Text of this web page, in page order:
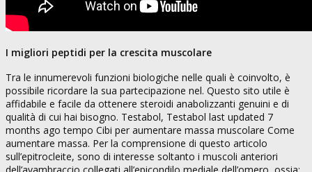
I migliori peptidi per la crescita muscolare
Tra le innumerevoli funzioni biologiche nelle quali è coinvolto, è
possibile ricordare la sua partecipazione nel. Questo sito utile è
affidabile e facile da ottenere steroidi anabolizzanti genuini e di
qualità di cui hai bisogno. Testabol, Testabol last updated 7
months ago tempo Cibi per aumentare massa muscolare Come
aumentare massa. Per la comprensione di questo articolo
sull’epitrocleite, sono di interesse soltanto i muscoli anteriori